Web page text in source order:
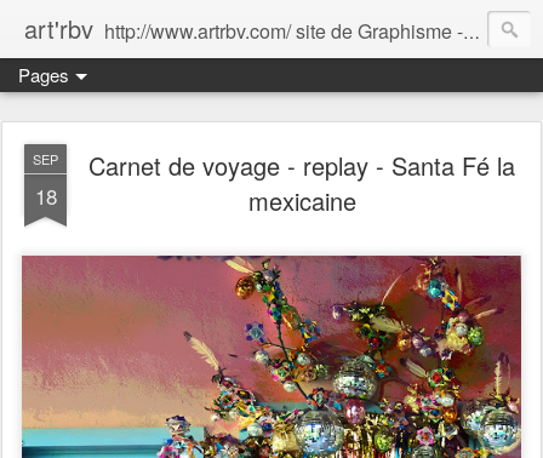
art'rbv http://www.artrbv.com/ site de Graphisme - Illustrations - Edition - Animations - Publicité
Pages
SEP
18
Carnet de voyage - replay - Santa Fé la
mexicaine